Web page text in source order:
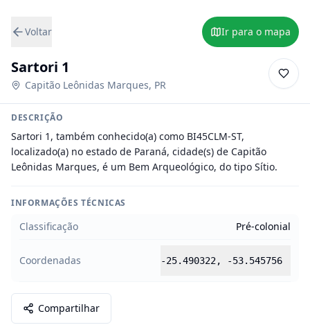
Voltar Ir para o mapa
Sartori 1
Capitão Leônidas Marques, PR
DESCRIÇÃO
Sartori 1, também conhecido(a) como BI45CLM-ST,
localizado(a) no estado de Paraná, cidade(s) de Capitão
Leônidas Marques, é um Bem Arqueológico, do tipo Sítio.
INFORMAÇÕES TÉCNICAS
Classificação Pré-colonial
Coordenadas -25.490322, -53.545756
Compartilhar